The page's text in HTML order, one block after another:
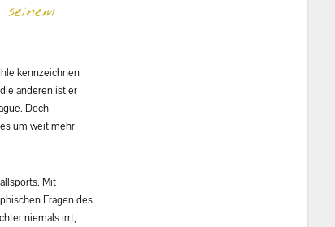
kennzeichnen
anderen ist er
Doch
um weit mehr
Mit
Fragen des
niemals irrt,